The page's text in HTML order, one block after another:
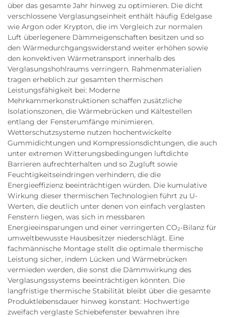
über das gesamte Jahr hinweg zu optimieren. Die dicht
verschlossene Verglasungseinheit enthält häufig Edelgase
wie Argon oder Krypton, die im Vergleich zur normalen
Luft überlegenere Dämmeigenschaften besitzen und so
den Wärmedurchgangswiderstand weiter erhöhen sowie
den konvektiven Wärmetransport innerhalb des
Verglasungshohlraums verringern. Rahmenmaterialien
tragen erheblich zur gesamten thermischen
Leistungsfähigkeit bei: Moderne
Mehrkammerkonstruktionen schaffen zusätzliche
Isolationszonen, die Wärmebrücken und Kältestellen
entlang der Fensterumfänge minimieren.
Wetterschutzsysteme nutzen hochentwickelte
Gummidichtungen und Kompressionsdichtungen, die auch
unter extremen Witterungsbedingungen luftdichte
Barrieren aufrechterhalten und so Zugluft sowie
Feuchtigkeitseindringen verhindern, die die
Energieeffizienz beeinträchtigen würden. Die kumulative
Wirkung dieser thermischen Technologien führt zu U-
Werten, die deutlich unter denen von einfach verglasten
Fenstern liegen, was sich in messbaren
Energieeinsparungen und einer verringerten CO₂-Bilanz für
umweltbewusste Hausbesitzer niederschlägt. Eine
fachmännische Montage stellt die optimale thermische
Leistung sicher, indem Lücken und Wärmebrücken
vermieden werden, die sonst die Dämmwirkung des
Verglasungssystems beeinträchtigen könnten. Die
langfristige thermische Stabilität bleibt über die gesamte
Produktlebensdauer hinweg konstant: Hochwertige
zweifach verglaste Schiebefenster bewahren ihre